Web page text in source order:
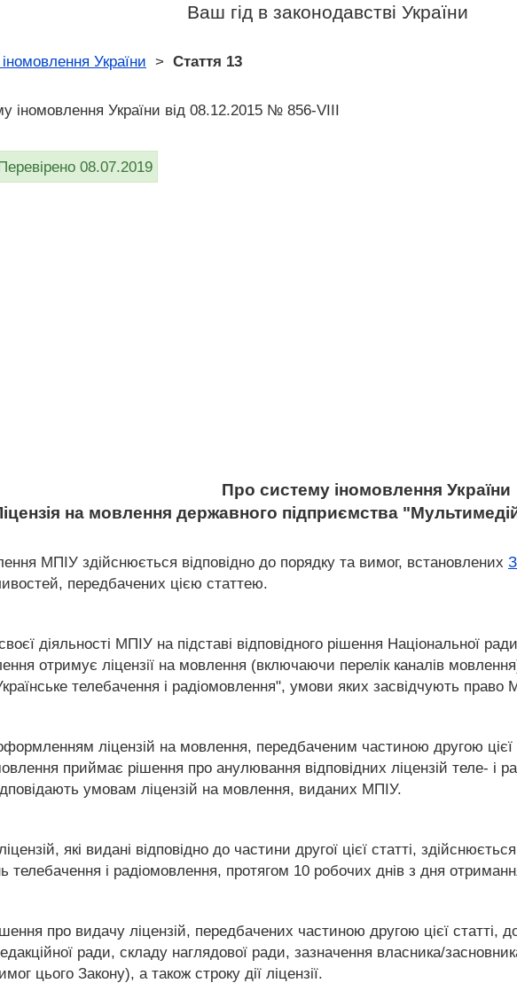
Ваш гід в законодавстві України
України > Стаття 13
іномовлення України від 08.12.2015 № 856-VIII
08.07.2019
Про систему іномовлення України
на мовлення державного підприємства
МПІУ здійснюється відповідно до порядку та вимог, встановлених
передбачених цією статтею.
діяльності МПІУ на підставі відповідного рішення Національної
отримує ліцензії на мовлення (включаючи перелік каналів
телебачення і радіомовлення", умови яких засвідчують
ліцензій на мовлення, передбаченим частиною другою цієї
приймає рішення про анулювання відповідних ліцензій теле- і
умовам ліцензій на мовлення, виданих МПІУ.
які видані відповідно до частини другої цієї статті,
телебачення і радіомовлення, протягом 10 робочих днів з дня
про видачу ліцензій, передбачених частиною другою цієї статті,
ради, складу наглядової ради, зазначення власника/
цього Закону), а також строку дії ліцензії.